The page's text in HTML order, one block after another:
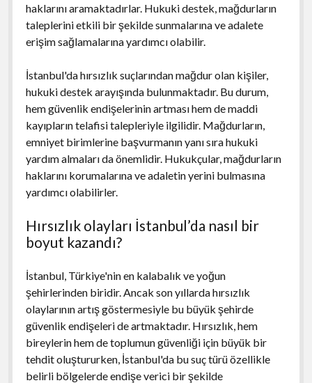
haklarını aramaktadırlar. Hukuki destek, mağdurların
taleplerini etkili bir şekilde sunmalarına ve adalete
erişim sağlamalarına yardımcı olabilir.
İstanbul'da hırsızlık suçlarından mağdur olan kişiler,
hukuki destek arayışında bulunmaktadır. Bu durum,
hem güvenlik endişelerinin artması hem de maddi
kayıpların telafisi talepleriyle ilgilidir. Mağdurların,
emniyet birimlerine başvurmanın yanı sıra hukuki
yardım almaları da önemlidir. Hukukçular, mağdurların
haklarını korumalarına ve adaletin yerini bulmasına
yardımcı olabilirler.
Hırsızlık olayları İstanbul’da nasıl bir
boyut kazandı?
İstanbul, Türkiye'nin en kalabalık ve yoğun
şehirlerinden biridir. Ancak son yıllarda hırsızlık
olaylarının artış göstermesiyle bu büyük şehirde
güvenlik endişeleri de artmaktadır. Hırsızlık, hem
bireylerin hem de toplumun güvenliği için büyük bir
tehdit oluştururken, İstanbul'da bu suç türü özellikle
belirli bölgelerde endişe verici bir şekilde